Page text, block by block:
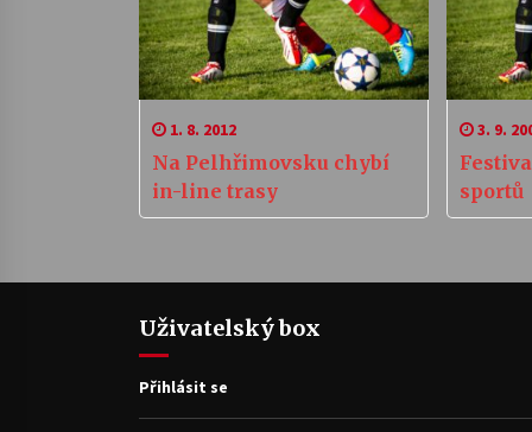
1. 8. 2012
Na Pelhřimovsku chybí
in-line trasy
3. 9.
sportů
Uživatelský box
Přihlásit se